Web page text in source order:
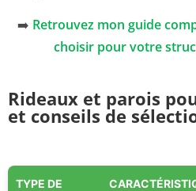
➡️ Retrouvez mon guide
choisir pour votre
Rideaux et parois
et conseils de
TYPE DE